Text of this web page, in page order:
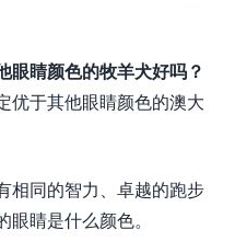
眼睛颜色的牧羊犬好吗？
优于其他眼睛颜色的澳大
相同的智力、卓越的跑步
睛是什么颜色。